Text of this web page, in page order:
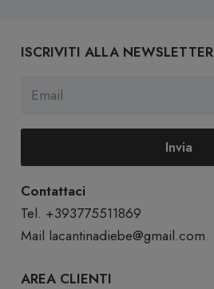
ISCRIVITI ALLA NEWSLETTER
Invia
Contattaci
Tel. +393775511869
Mail lacantinadiebe@gmail.com
AREA CLIENTI